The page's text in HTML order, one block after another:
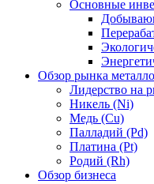
Основные
Обзор рынка
Лидерство на
Никель (Ni)
Медь (Cu)
Палладий (Pd)
Платина (Pt)
Родий (Rh)
Обзор бизнеса